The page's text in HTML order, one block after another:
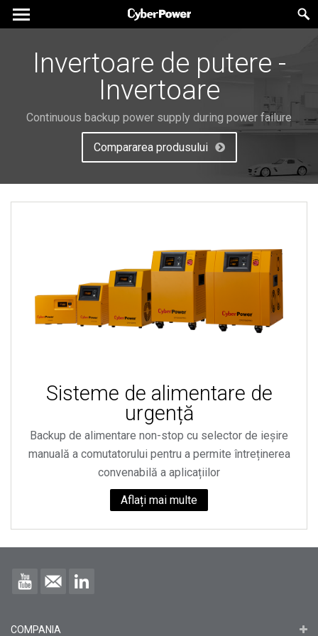
Invertoare de putere -
Invertoare
Continuous backup power supply during power failure
Compararea produsului
Sisteme de alimentare de
urgență
Backup de alimentare non-stop cu selector de ieșire
manuală a comutatorului pentru a permite întreținerea
convenabilă a aplicațiilor
Aflați mai multe
COMPANIA